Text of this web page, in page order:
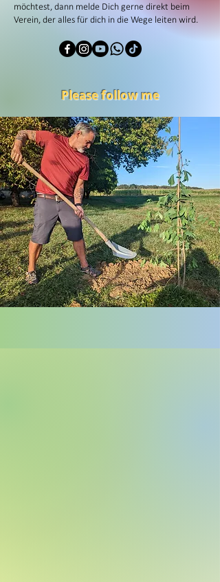
möchtest, dann melde Dich gerne direkt beim
Verein, der alles für dich in die Wege leiten wird.
Please follow me